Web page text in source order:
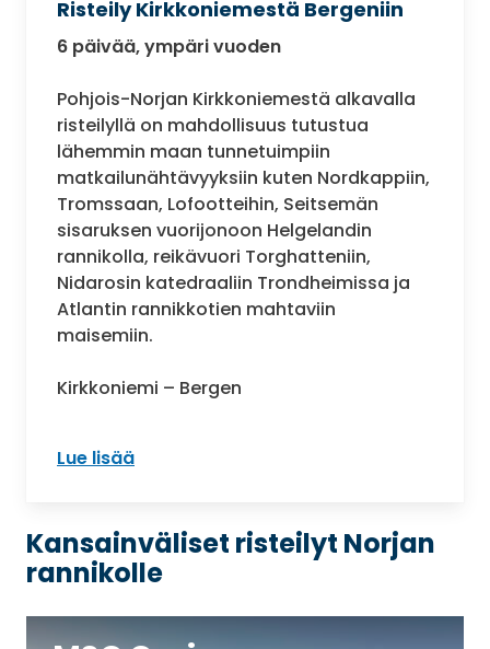
Risteily Kirkkoniemestä Bergeniin
6 päivää, ympäri vuoden
Pohjois-Norjan Kirkkoniemestä alkavalla
risteilyllä on mahdollisuus tutustua
lähemmin maan tunnetuimpiin
matkailunähtävyyksiin kuten Nordkappiin,
Tromssaan, Lofootteihin, Seitsemän
sisaruksen vuorijonoon Helgelandin
rannikolla, reikävuori Torghatteniin,
Nidarosin katedraaliin Trondheimissa ja
Atlantin rannikkotien mahtaviin
maisemiin.
Kirkkoniemi – Bergen
Lue lisää
Kansainväliset risteilyt Norjan
rannikolle